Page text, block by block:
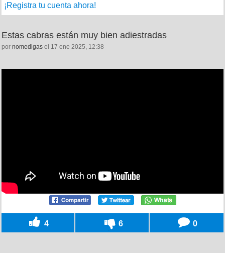
¡Registra tu cuenta ahora!
Estas cabras están muy bien adiestradas
por nomedigas el 17 ene 2025, 12:38
4 6 0